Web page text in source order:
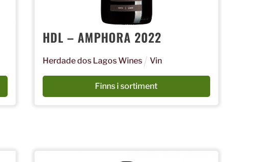
HDL – AMPHORA 2022
Herdade dos Lagos Wines Vin
Finns i sortiment